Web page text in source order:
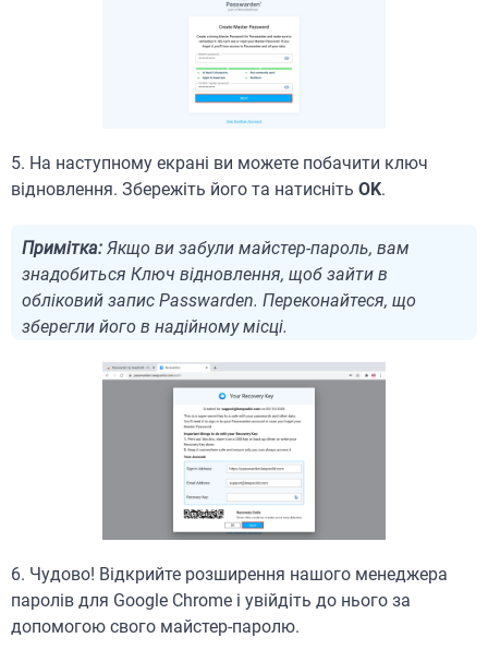
5. На наступному екрані ви можете побачити ключ
відновлення. Збережіть його та натисніть OK.
Примітка: Якщо ви забули майстер-пароль, вам
знадобиться Ключ відновлення, щоб зайти в
обліковий запис Passwarden. Переконайтеся, що
зберегли його в надійному місці.
6. Чудово! Відкрийте розширення нашого менеджера
паролів для Google Chrome і увійдіть до нього за
допомогою свого майстер-паролю.